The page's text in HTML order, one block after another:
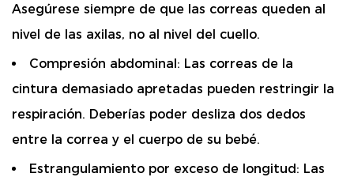
Asegúrese siempre de que las correas queden al
nivel de las axilas, no al nivel del cuello.
Compresión abdominal: Las correas de la
cintura demasiado apretadas pueden restringir la
respiración. Deberías poder desliza dos dedos
entre la correa y el cuerpo de su bebé.
Estrangulamiento por exceso de longitud: Las